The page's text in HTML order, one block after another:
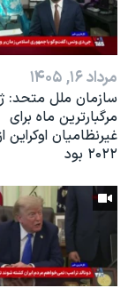
مرداد ۱۶, ۱۴۰۵
سازمان ملل متحد:
مرگبارترین ماه برای
غیرنظامیان اوکراین
۲۰۲۲ بود